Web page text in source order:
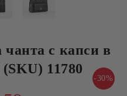
чанта с капси в
11780
-30%